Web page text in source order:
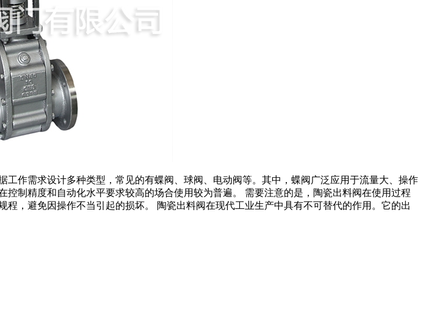
作需求设计多种类型，常见的有蝶阀、球阀、电动阀等。其中，蝶阀广泛应用于流量大、操作
制精度和自动化水平要求较高的场合使用较为普遍。 需要注意的是，陶瓷出料阀在使用过程
，避免因操作不当引起的损坏。 陶瓷出料阀在现代工业生产中具有不可替代的作用。它的出